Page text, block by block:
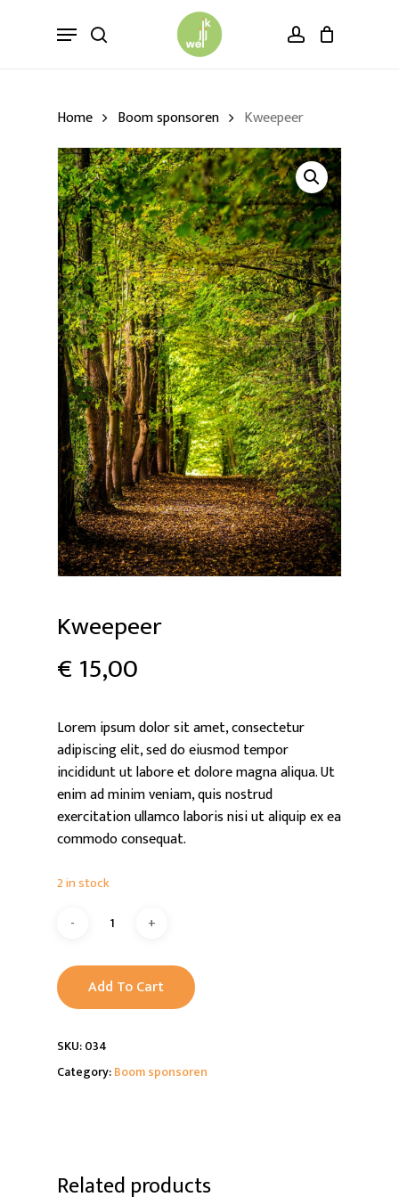
search account
Menu
Home Boom sponsoren Kweepeer
Kweepeer
€ 15,00
Lorem ipsum dolor sit amet, consectetur
adipiscing elit, sed do eiusmod tempor
incididunt ut labore et dolore magna aliqua. Ut
enim ad minim veniam, quis nostrud
exercitation ullamco laboris nisi ut aliquip ex ea
commodo consequat.
2 in stock
Add To Cart
SKU:034
Category:Boom sponsoren
Related products